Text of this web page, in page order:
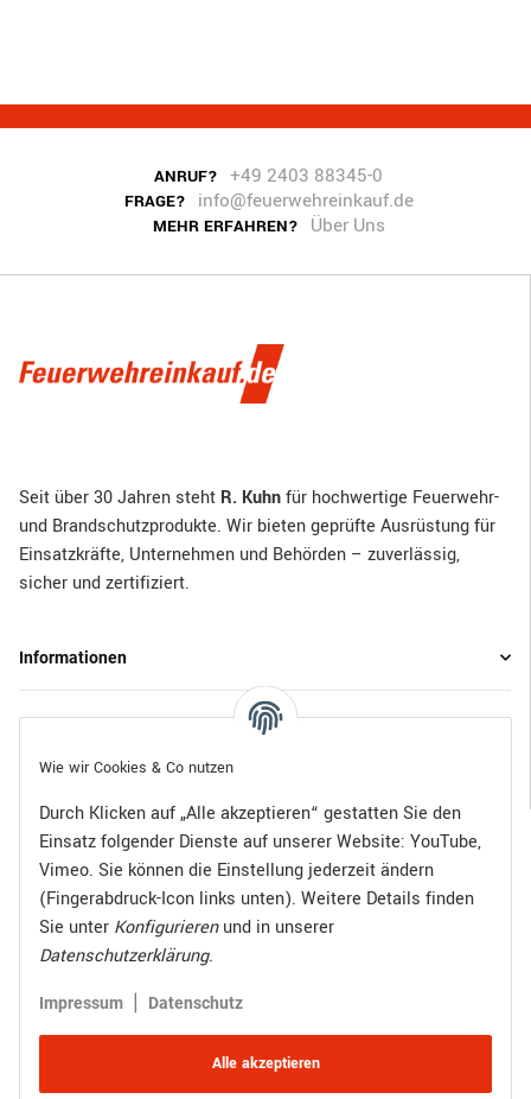
Alle akzeptieren
Wie wir Cookies & Co nutzen
Durch Klicken auf „Alle akzeptieren“ gestatten Sie den
Einsatz folgender Dienste auf unserer Website: YouTube,
Vimeo. Sie können die Einstellung jederzeit ändern
(Fingerabdruck-Icon links unten). Weitere Details finden
Sie unter Konfigurierenund in unserer
Datenschutzerklärung.
Impressum Datenschutz
ANRUF? +49 2403 88345-0
FRAGE? info@feuerwehreinkauf.de
MEHR ERFAHREN? Über Uns
Seit über 30 Jahren steht R. Kuhnfür hochwertige Feuerwehr-
und Brandschutzprodukte. Wir bieten geprüfte Ausrüstung für
Einsatzkräfte, Unternehmen und Behörden – zuverlässig,
sicher und zertifiziert.
Informationen
Gesetzliche Informationen
Bezahlen Sie bequem per:
Zugestellt durch: